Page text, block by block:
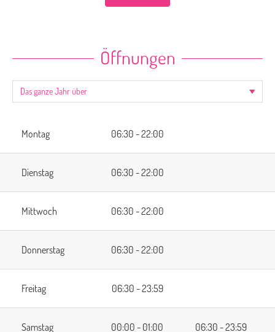
Öffnungen
Montag 06:30 - 22:00
Dienstag 06:30 - 22:00
Mittwoch 06:30 - 22:00
Donnerstag 06:30 - 22:00
Freitag 06:30 - 23:59
Samstag 00:00 - 01:00 06:30 - 23:59